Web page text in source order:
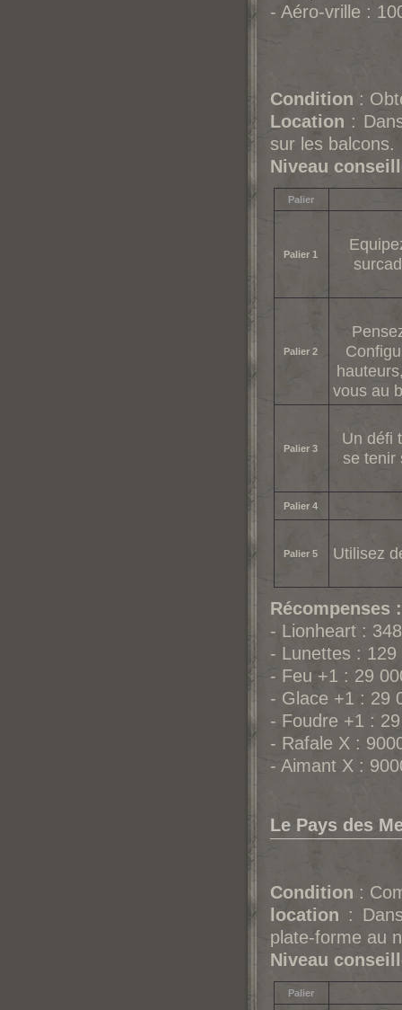
- Aéro-vrille :
Condition :
Location :
sur les balcons.
Niveau
Palier
Palier 1
Palier 2
vous au
Palier 3
Un défi
se tenir
Palier 4
Palier 5 Utilisez
Récompenses :
- Lionheart :
- Lunettes : 129
- Feu +1 : 29
- Glace +1 : 29
- Foudre +1 :
- Rafale X :
- Aimant X :
Le Pays des
Condition :
location :
plate-forme au
Niveau
Palier